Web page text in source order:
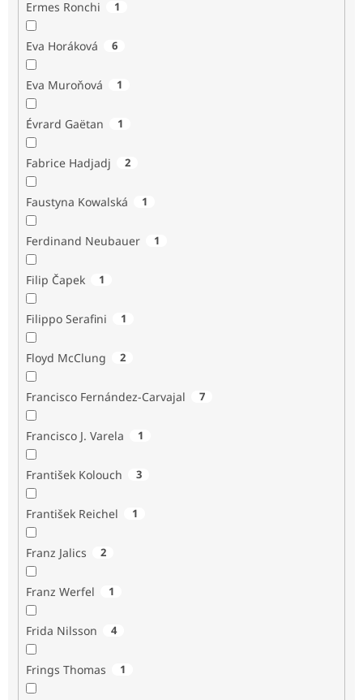
Ermes Ronchi 1
Eva Horáková 6
Eva Muroňová 1
Évrard Gaëtan 1
Fabrice Hadjadj 2
Faustyna Kowalská 1
Ferdinand Neubauer 1
Filip Čapek 1
Filippo Serafini 1
Floyd McClung 2
Francisco Fernández-Carvajal 7
Francisco J. Varela 1
František Kolouch 3
František Reichel 1
Franz Jalics 2
Franz Werfel 1
Frida Nilsson 4
Frings Thomas 1